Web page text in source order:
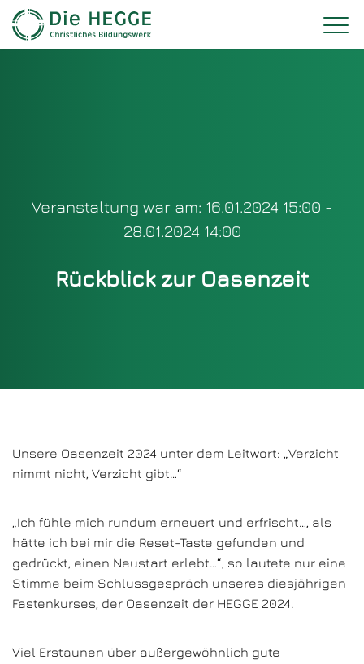
Veranstaltung war am: 16.01.2024 15:00 -
28.01.2024 14:00
Rückblick zur Oasenzeit
Unsere Oasenzeit 2024 unter dem Leitwort: „Verzicht
nimmt nicht, Verzicht gibt…“
„Ich fühle mich rundum erneuert und erfrischt…, als
hätte ich bei mir die Reset-Taste gefunden und
gedrückt, einen Neustart erlebt…“, so lautete nur eine
Stimme beim Schlussgespräch unseres diesjährigen
Fastenkurses, der Oasenzeit der HEGGE 2024.
Viel Erstaunen über außergewöhnlich gute